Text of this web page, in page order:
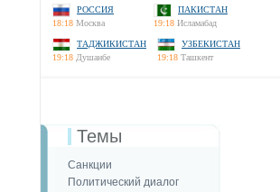
РОССИЯ
18:18 Москва
ПАКИСТАН
19:18 Исламабад
ТАДЖИКИСТАН
19:18 Душанбе
УЗБЕКИСТАН
19:18 Ташкент
Темы
Санкции
Политический диалог